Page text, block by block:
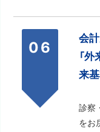
06
会
「
来
診察
をお